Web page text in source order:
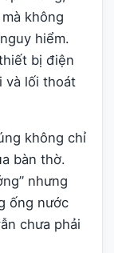
không
hiểm.
bị điện
và lối thoát
không chỉ
bàn thờ.
nhưng
ống nước
chưa phải